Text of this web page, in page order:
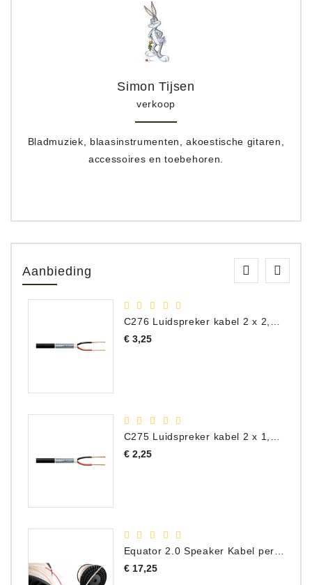
Simon Tijsen
verkoop
Bladmuziek, blaasinstrumenten, akoestische gitaren,
accessoires en toebehoren.
Aanbieding
C276 Luidspreker kabel 2 x 2,50 mm² (per meter)
€ 3,25Prijs
€ 2,25Prijs
Equator 2.0 Speaker Kabel per meter
€ 17,25Prijs